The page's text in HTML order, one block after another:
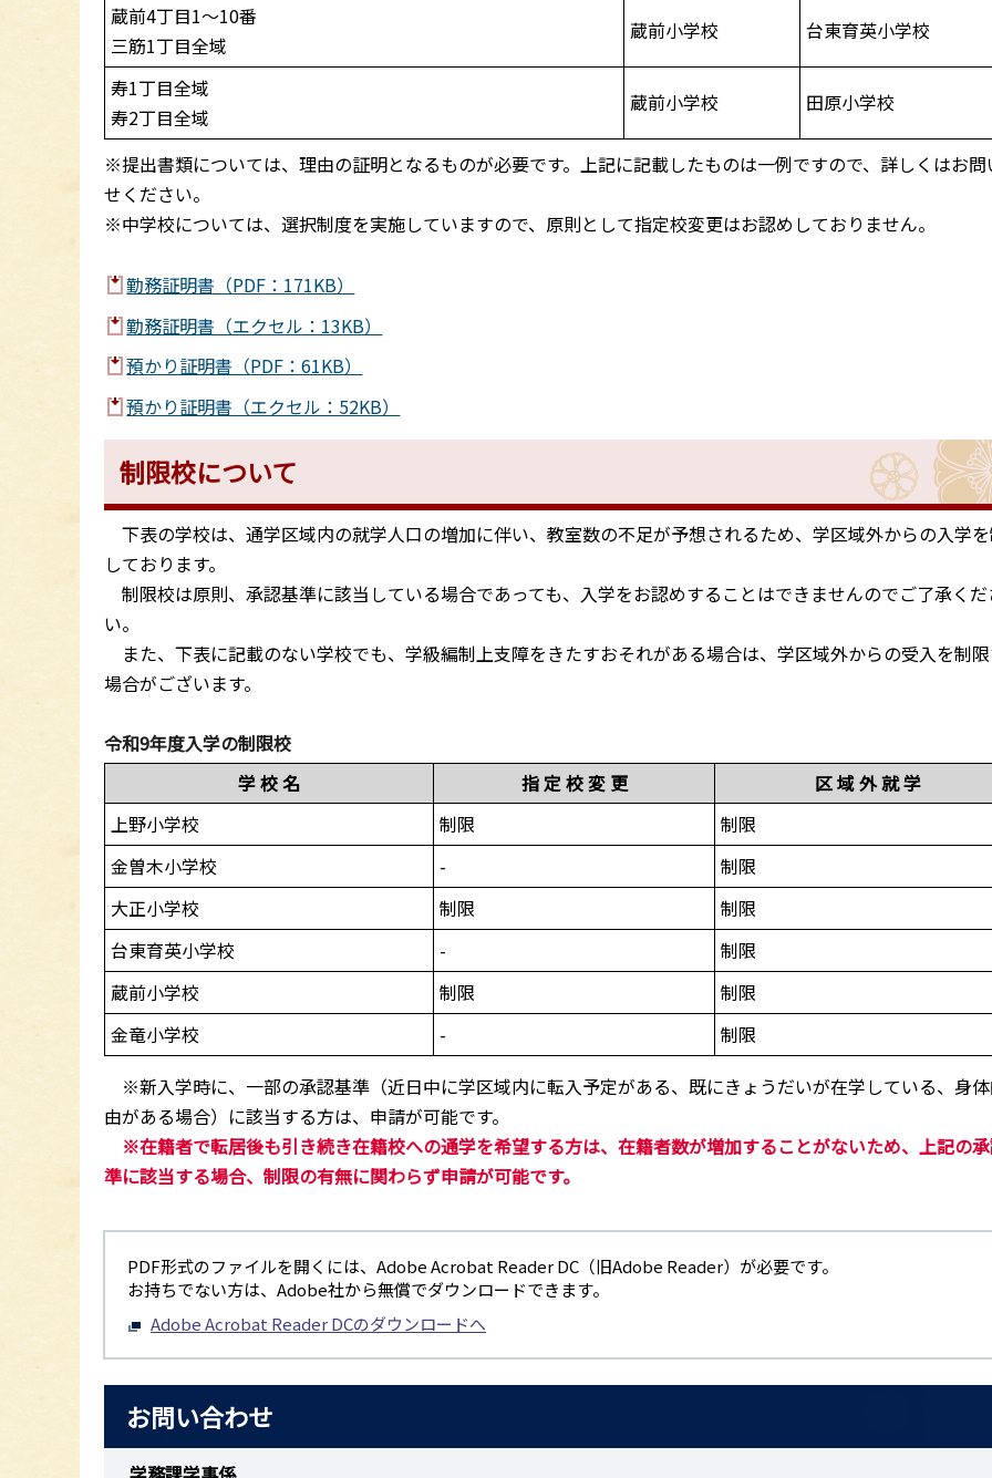
蔵前4丁目1～10番
三筋1丁目全域
蔵前小学校 台東育英小学校
寿1丁目全域
寿2丁目全域
蔵前小学校 田原小学校
※提出書類については、理由の証明となるものが必要です。上記に記載したものは一例ですので、詳しくはお
せください。
※中学校については、選択制度を実施していますので、原則として指定校変更はお認めしておりません。
勤務証明書（PDF：171KB）
勤務証明書（エクセル：13KB）
預かり証明書（PDF：61KB）
預かり証明書（エクセル：52KB）
制限校について
下表の学校は、通学区域内の就学人口の増加に伴い、教室数の不足が予想されるため、学区域外からの入学
しております。
制限校は原則、承認基準に該当している場合であっても、入学をお認めすることはできませんのでご了承く
い。
また、下表に記載のない学校でも、学級編制上支障をきたすおそれがある場合は、学区域外からの受入を制
場合がございます。
令和9年度入学の制限校
学 校 名
指 定 校 変 更
区 域 外 就 学
上野小学校
制限
制限
金曽木小学校
-
制限
大正小学校
制限
制限
台東育英小学校
-
制限
蔵前小学校
制限
制限
金竜小学校
-
制限
※新入学時に、一部の承認基準（近日中に学区域内に転入予定がある、既にきょうだいが在学している、身
由がある場合）に該当する方は、申請が可能です。
※在籍者で転居後も引き続き在籍校への通学を希望する方は、在籍者数が増加することがないため、上記の
準に該当する場合、制限の有無に関わらず申請が可能です。
PDF形式のファイルを開くには、Adobe Acrobat Reader DC（旧Adobe Reader）が必要です。
お持ちでない方は、Adobe社から無償でダウンロードできます。
Adobe Acrobat Reader DCのダウンロードへ
お問い合わせ